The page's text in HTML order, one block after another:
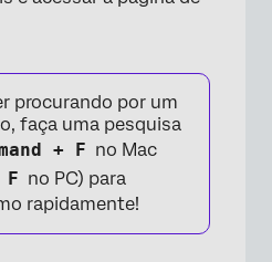
procurando por um
faça uma pesquisa
+ F no Mac
no PC) para
rapidamente!